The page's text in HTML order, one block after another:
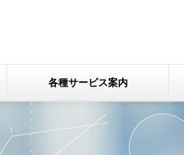
各種サービス案内